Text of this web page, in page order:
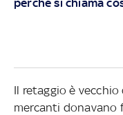
Il retaggio è
mercanti donavano